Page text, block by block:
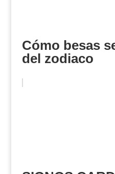
Cómo besas
del zodiaco